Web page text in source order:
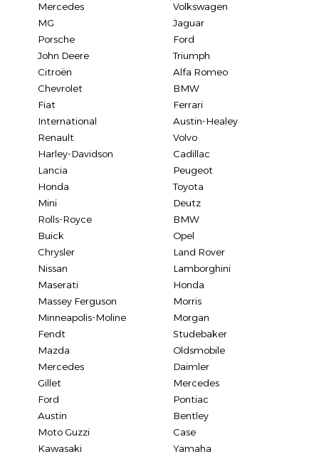
Mercedes
Volkswagen
MG
Jaguar
Porsche
Ford
John Deere
Triumph
Citroën
Alfa Romeo
Chevrolet
BMW
Fiat
Ferrari
International
Austin-Healey
Renault
Volvo
Harley-Davidson
Cadillac
Lancia
Peugeot
Honda
Toyota
Mini
Deutz
Rolls-Royce
BMW
Buick
Opel
Chrysler
Land Rover
Nissan
Lamborghini
Maserati
Honda
Massey Ferguson
Morris
Minneapolis-Moline
Morgan
Fendt
Studebaker
Mazda
Oldsmobile
Mercedes
Daimler
Gillet
Mercedes
Ford
Pontiac
Austin
Bentley
Moto Guzzi
Case
Kawasaki
Yamaha